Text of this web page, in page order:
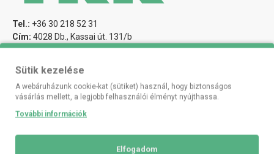
Tel.: +36 30 218 52 31
Cím: 4028 Db., Kassai út. 131/b
E-mail:info@tkkonline.hu
Fiókom
Sütik kezelése
A webáruházunk cookie-kat (sütiket) használ, hogy biztonságos
vásárlás mellett, a legjobb felhasználói élményt nyújthassa.
További információk
Elfogadom